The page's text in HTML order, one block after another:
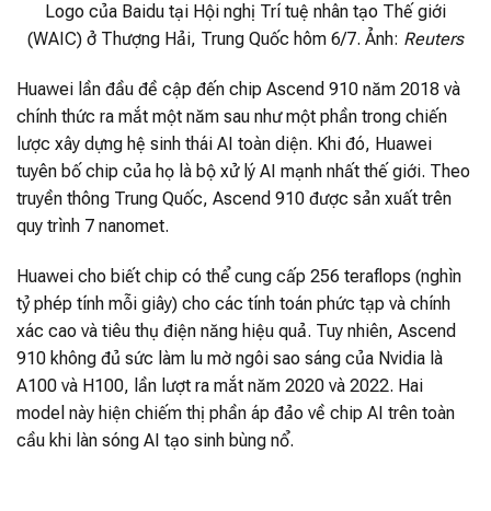
Logo của Baidu tại Hội nghị Trí tuệ nhân tạo Thế giới
(WAIC) ở Thượng Hải, Trung Quốc hôm 6/7. Ảnh: Reuters
Huawei lần đầu đề cập đến chip Ascend 910 năm 2018 và
chính thức ra mắt một năm sau như một phần trong chiến
lược xây dựng hệ sinh thái AI toàn diện. Khi đó, Huawei
tuyên bố chip của họ là bộ xử lý AI mạnh nhất thế giới. Theo
truyền thông Trung Quốc, Ascend 910 được sản xuất trên
quy trình 7 nanomet.
Huawei cho biết chip có thể cung cấp 256 teraflops (nghìn
tỷ phép tính mỗi giây) cho các tính toán phức tạp và chính
xác cao và tiêu thụ điện năng hiệu quả. Tuy nhiên, Ascend
910 không đủ sức làm lu mờ ngôi sao sáng của Nvidia là
A100 và H100, lần lượt ra mắt năm 2020 và 2022. Hai
model này hiện chiếm thị phần áp đảo về chip AI trên toàn
cầu khi làn sóng AI tạo sinh bùng nổ.